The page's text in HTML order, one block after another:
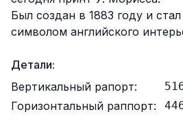
Был создан в 1883 году и
символом английского
Детали:
Вертикальный рапорт:
Горизонтальный раппорт: